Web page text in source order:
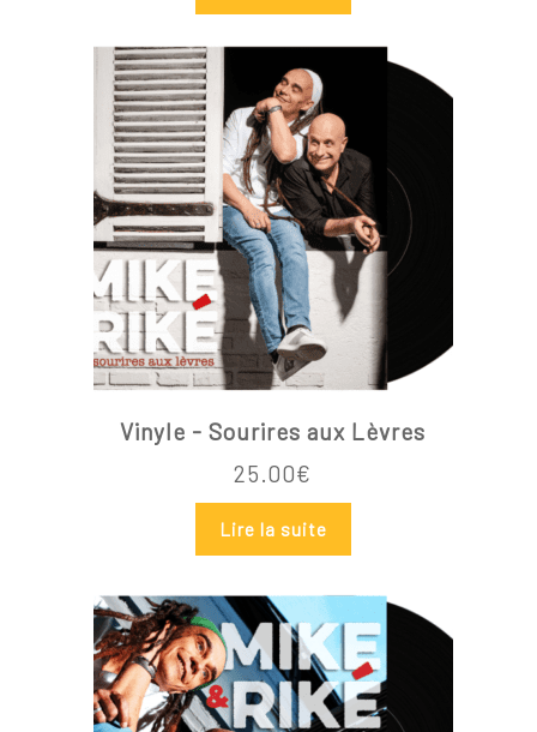
Vinyle - Sourires aux Lèvres
25.00€
Lire la suite